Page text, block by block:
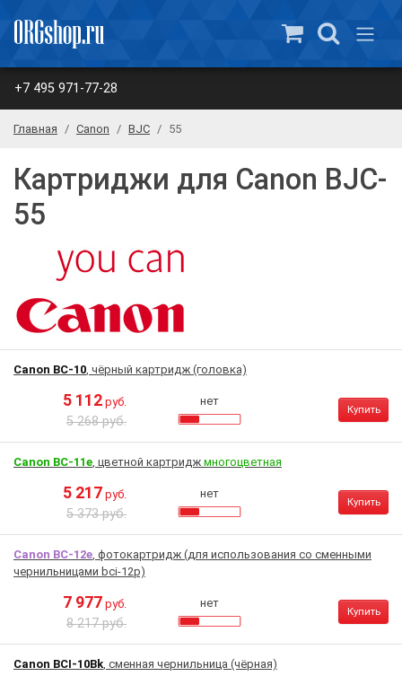
+7 495 971-77-28
Главная Canon BJC 55
Картриджи для Canon BJC-
55
Canon BC-10, чёрный картридж (головка)
5 112 руб.
5 268 руб.
нет
Купить
Canon BC-11e, цветной картридж многоцветная
5 217 руб.
5 373 руб.
нет
Купить
Canon BC-12e, фотокартридж (для использования со сменными
чернильницами bci-12p)
7 977 руб.
8 217 руб.
нет
Купить
Canon BCI-10Bk, сменная чернильница (чёрная)